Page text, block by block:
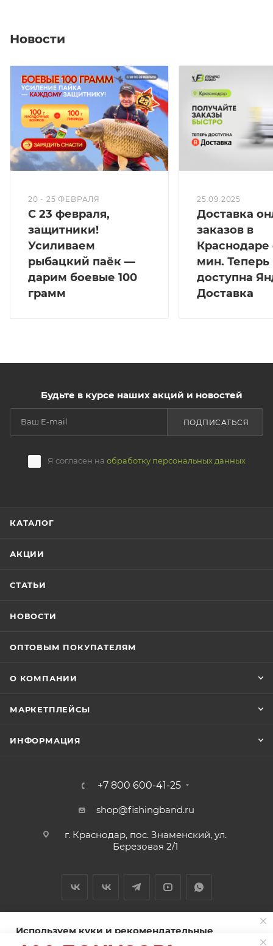
Новости
20 - 25 ФЕВРАЛЯ
С 23 февраля,
защитники!
Усиливаем
рыбацкий паёк —
дарим боевые 100
грамм
25.09.2025
Доставка
заказов в
Краснодаре
мин. Теперь
доступна
Доставка
Будьте в курсе наших акций и новостей
Я согласен на обработку персональных данных
ПОДПИСАТЬСЯ
КАТАЛОГ
АКЦИИ
СТАТЬИ
НОВОСТИ
ОПТОВЫМ ПОКУПАТЕЛЯМ
О КОМПАНИИ
МАРКЕТПЛЕЙСЫ
ИНФОРМАЦИЯ
+7 800 600-41-25
shop@fishingband.ru
г. Краснодар, пос. Знаменский, ул.
Березовая 2/1
Используем куки и рекомендательные